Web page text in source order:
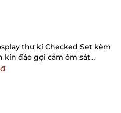
thư kí Checked Set kèm
kín đáo gợi cảm ôm sát